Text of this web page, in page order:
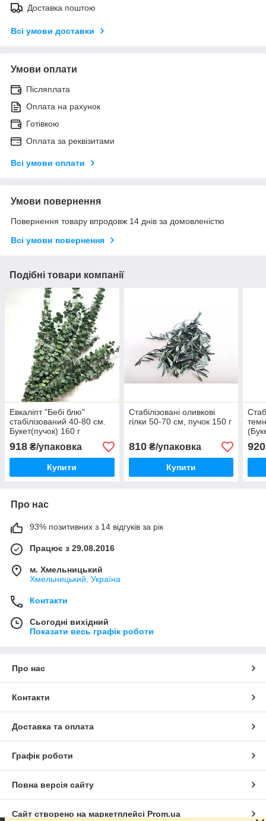
Доставка поштою
Всі умови доставки
Умови оплати
Післяплата
Оплата на рахунок
Готівкою
Оплата за реквізитами
Всі умови оплати
Умови повернення
Повернення товару впродовж 14 днів за домовленістю
Всі умови повернення
Подібні товари компанії
Евкаліпт "Бебі блю"
стабілізований 40-80 см.
Букет(пучок) 160 г
918 ₴/упаковка
Купити
Стабілізовані оливкові
гілки 50-70 см, пучок 150 г
810₴/упаковка
Купити
920
Про нас
93% позитивних з 14 відгуків за рік
Працює з 29.08.2016
м. Хмельницький
Хмельницький, Україна
Контакти
Сьогодні вихідний
Показати весь графік роботи
Про нас
Контакти
Доставка та оплата
Графік роботи
Повна версія сайту
Сайт створено на маркетплейсі Prom.ua